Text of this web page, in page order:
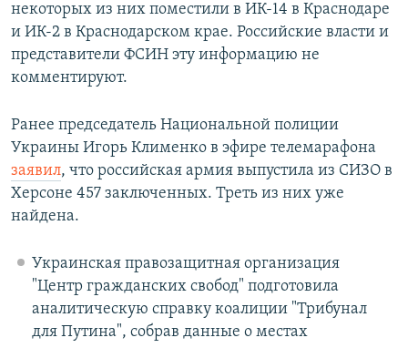
некоторых из них поместили в ИК-14 в Краснодаре
и ИК-2 в Краснодарском крае. Российские власти и
представители ФСИН эту информацию не
комментируют.
Ранее председатель Национальной полиции
Украины Игорь Клименко в эфире телемарафона
заявил, что российская армия выпустила из СИЗО в
Херсоне 457 заключенных. Треть из них уже
найдена.
Украинская правозащитная организация
"Центр гражданских свобод" подготовила
аналитическую справку коалиции "Трибунал
для Путина", собрав данные о местах